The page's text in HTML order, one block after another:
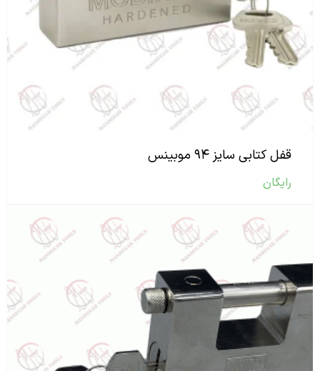
قفل کتابی سایز ۹۴ موبینس
رایگان